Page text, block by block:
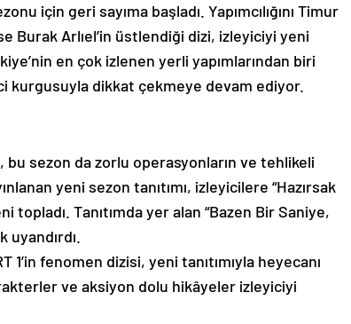
için geri sayıma başladı. Yapımcılığını Timur
Burak Arlıel’in üstlendiği dizi, izleyiciyi yeni
en çok izlenen yerli yapımlarından biri
kurgusuyla dikkat çekmeye devam ediyor.
bu sezon da zorlu operasyonların ve tehlikeli
yeni sezon tanıtımı, izleyicilere “Hazırsak
topladı. Tanıtımda yer alan “Bazen Bir Saniye,